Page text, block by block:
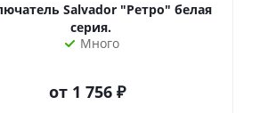
Salvador "Ретро" белая
серия.
Много
от 1 756 ₽